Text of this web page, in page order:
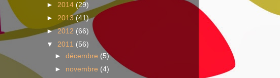
► 2014 (29)
► 2013 (41)
►2012 (66)
▼ 2011 (56)
►décembre (5)
► novembre (4)